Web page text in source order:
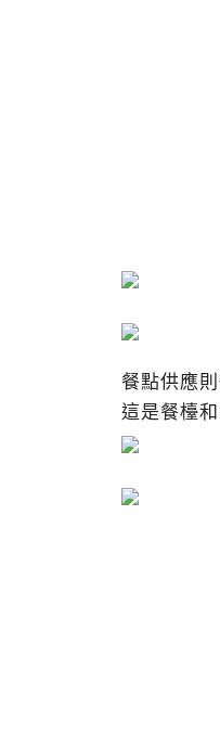
餐點供應
這是餐檯